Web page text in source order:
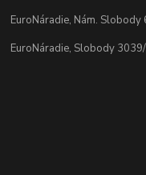
EuroNáradie, Nám. Slobody
EuroNáradie, Slobody